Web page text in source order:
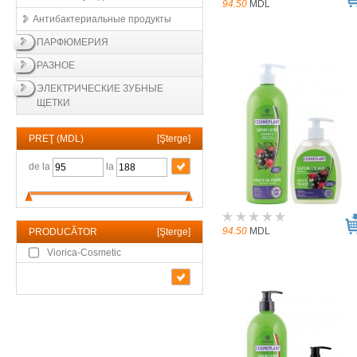
Антибактериальные продукты
ПАРФЮМЕРИЯ
РАЗНОЕ
ЭЛЕКТРИЧЕСКИЕ ЗУБНЫЕ
ЩЕТКИ
PREŢ (MDL) [Şterge]
de la la
PRODUCĂTOR [Şterge]
Viorica-Cosmetic
94.50 MDL
94.50 MDL